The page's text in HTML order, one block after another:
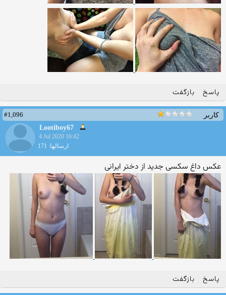
پاسخ بازگفت
کاربر
#1,096
Lootiboy67
4 Jul 2020 16:42
ارسالها: 171
عکس داغ سکسی جدید از دختر ایرانی
پاسخ بازگفت